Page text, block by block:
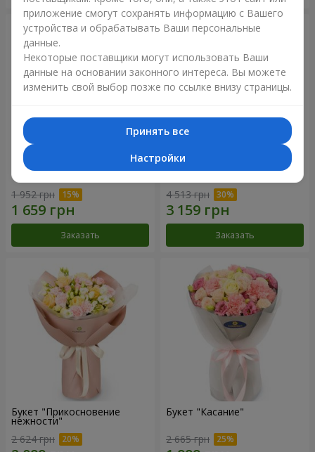
Букет "Дзинтарс"
1 952 грн
Заказать
Букет "Your Smile"
4 513 грн
Заказать
Букет "Прикосновение
нежности"
2 624 грн
Букет "Касание"
2 665 грн
приложение смогут сохранять информацию с Вашего
устройства и обрабатывать Ваши персональные
данные.
Некоторые поставщики могут использовать Ваши
данные на основании законного интереса. Вы можете
изменить свой выбор позже по ссылке внизу страницы.
Принять все
Настройки